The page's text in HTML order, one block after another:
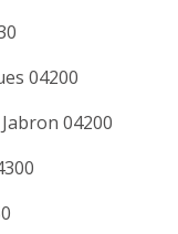
04200
04200